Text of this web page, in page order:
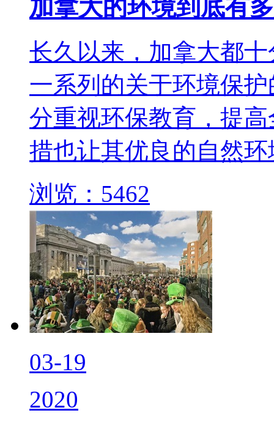
加拿大的环境到底有
长久以来，加拿大都
一系列的关于环境保
分重视环保教育，提
措也让其优良的自然
浏览：5462
03-19
2020